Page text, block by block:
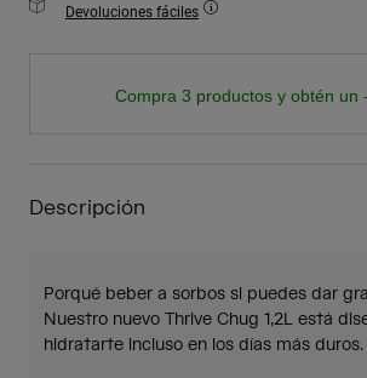
Devoluciones fáciles
Compra 3 productos y obtén un
Descripción
Porqué beber a sorbos si puedes dar
Nuestro nuevo Thrive Chug 1,2L está
hidratarte incluso en los días más duros.